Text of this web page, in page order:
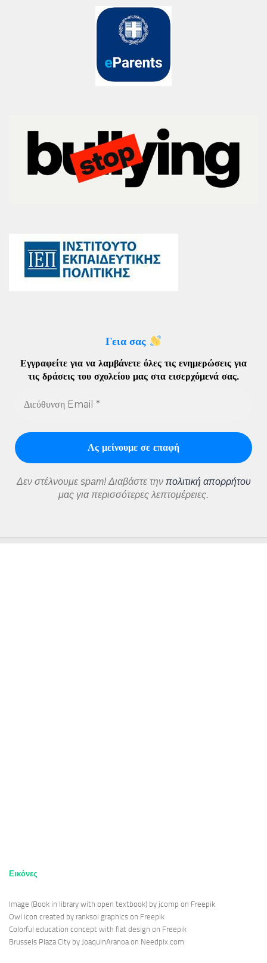
Γεια σας
Εγγραφείτε για να λαμβάνετε όλες τις ενημερώσεις για
τις δράσεις του σχολείου μας στα εισερχόμενά σας.
Δεν στέλνουμε spam! Διαβάστε την πολιτική απορρήτου
μας για περισσότερες λεπτομέρειες.
Εικόνες
Image (Book in library with open textbook) by jcomp on Freepik
Owl icon created by ranksol graphics on Freepik
Colorful education concept with flat design on Freepik
Brussels Plaza City by JoaquinAranoa on Needpix.com